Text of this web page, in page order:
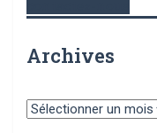
Archives
Archives